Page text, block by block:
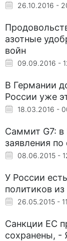
26.10.2016 -
азотные
войн
09.09.2016 -
В Германии
России уже
18.03.2016 -
Саммит G7:
заявления
08.06.2015 -
У России
политиков
26.05.2015 -
Санкции ЕС
сохранены, -